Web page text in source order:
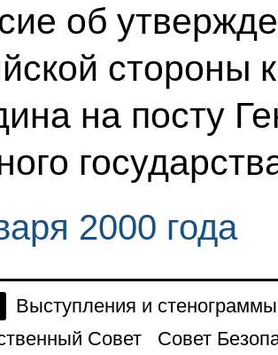
об
стороны
на посту
2000 года
Выступления и стенограммы
Совет
Совет